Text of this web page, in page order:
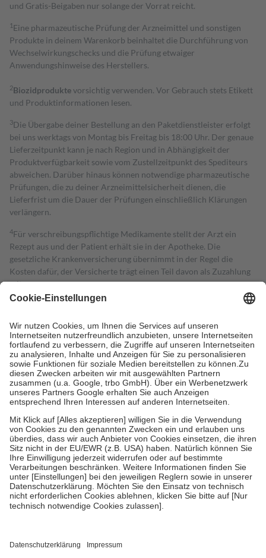
und Gratis-Beigaben nur solange der Vorrat reicht.
1 Eine pharmazeutische Prüfung der Arzneimittel und sonstigen
Produkte in deinem Warenkorb beinhaltet die Durchführung von
Wechselwirkungschecks und die Prüfung etwaiger
Anwendungshinweise des Herstellers.
2Biozidproduktevorsichtig verwenden. Vor Gebrauch stets Etikett
und Produktinformationen lesen.
3Die Übergabe deiner Bestellung an den Paketdienstleister erfolgt
bei uns werktags von Montag bis Freitag bis 18:00 Uhr. Der genaue
Lieferzeitpunkt kann je nach Region und in Abhängigkeit der
Produktverfügbarkeit sowie vom Zustellzeitpunkt des Spediteurs
abweichen. Darüber hinaus können notwendige pharmazeutische
Prüfungen, die zu deiner Arzneimittelsicherheit dienen, die
Lieferfrist um die Dauer der Prüfungen einschließlich Klärungen
verlängern.
4Für verschreibungspflichtige Medikamente stellt der Arzt ein
Rezept aus und der Patient erhält sie in der Apotheke. Die
gesetzliche Krankenversicherung übernimmt in der Regel die
Kosten dafür, der Versicherte trägt einen Teil davon als Zuzahlung
mit.
Grundsätzlich leisten Mitglieder Zuzahlungen in Höhe von zehn
höchstens zehn Euro.
Es sind jedoch nie mehr als die tatsächlichen
Kosten der Leistung zu entrichten.
Diese Regeln gelten grundsätzlich auch für Online-Apotheken.
Bei Heilmitteln und häuslicher Krankenpflege beträgt die
Zuzahlung zehn Prozent der Kosten sowie zehn Euro je
Verordnung.
Um das Engagement der Versicherten für ihre eigene Gesundheit zu
stärken und die besondere Stellung der Familie zu unterstützen,
fallenkeine Zuzahlungenan bei:
• Kindern und Jugendlichen bis zum vollendeten 18. Lebensjahr
mit Ausnahme der Fahrkosten
• Untersuchungen zur Vorsorge und Früherkennung, die von der
GKV getragen werden
• empfohlenen Schutzimpfungen
• Harn- und Blutteststreifen
getroffen, um sicherzustellen, dass es sich um echte Bewertungen